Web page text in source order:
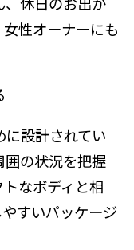
性オーナーにも
設計されてい
囲の状況を把握
なボディと相
すいパッケージ